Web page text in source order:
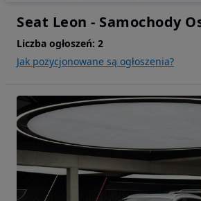
Seat Leon - Samochody
Liczba ogłoszeń: 2
Jak pozycjonowane są ogłoszenia?